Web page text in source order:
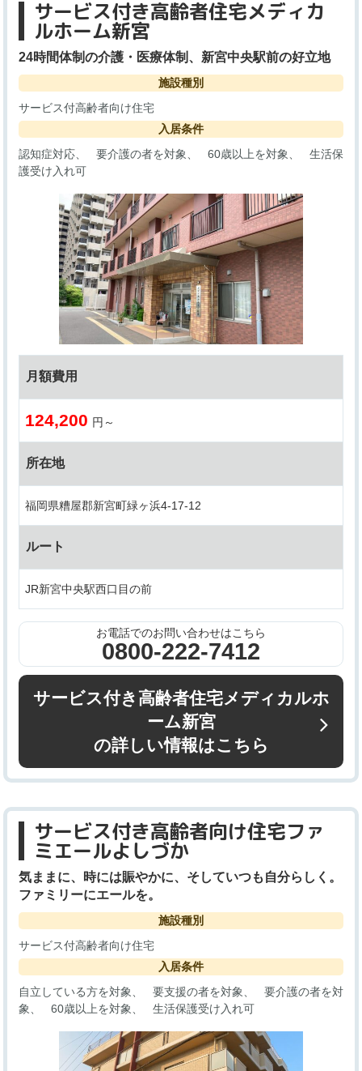
サービス付き高齢者住宅メディカ
ルホーム新宮
24時間体制の介護・医療体制、新宮中央駅前の好立地
施設種別
サービス付高齢者向け住宅
入居条件
認知症対応
要介護の者を対象 60歳以上を対象
生活保
護受け入れ可
月額費用
124,200 円～
所在地
福岡県糟屋郡新宮町緑ヶ浜4-17-12
ルート
JR新宮中央駅西口目の前
お電話でのお問い合わせはこちら
0800-222-7412
サービス付き高齢者住宅メディカルホ
ーム新宮
の詳しい情報はこちら
サービス付き高齢者向け住宅ファ
ミエールよしづか
気ままに、時には賑やかに、そしていつも自分らしく。
ファミリーにエールを。
施設種別
サービス付高齢者向け住宅
入居条件
自立している方を対象
要支援の者を対象
要介護の者を対
象
60歳以上を対象 生活保護受け入れ可